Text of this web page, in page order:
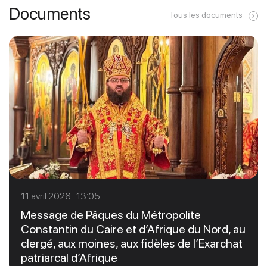
Documents Tous les documents
11 avril 2026 13:05
Message de Pâques du Métropolite
Constantin du Caire et d’Afrique du Nord, au
clergé, aux moines, aux fidèles de l’Exarchat
patriarcal d’Afrique